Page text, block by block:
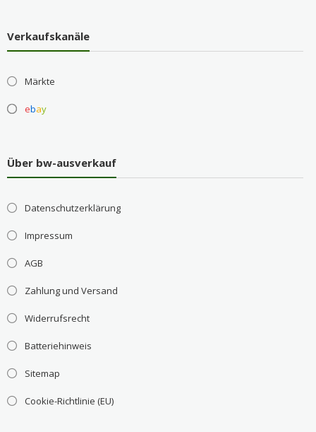
Verkaufskanäle
Märkte
ebay
Über bw-ausverkauf
Datenschutzerklärung
Impressum
AGB
Zahlung und Versand
Widerrufsrecht
Batteriehinweis
Sitemap
Cookie-Richtlinie (EU)